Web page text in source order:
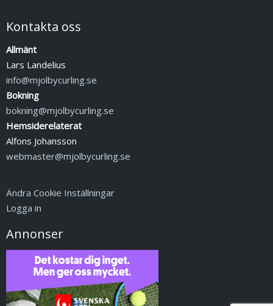
Kontakta oss
Allmänt
Lars Landelius
info@mjolbycurling.se
Bokning
bokning@mjolbycurling.se
Hemsiderelaterat
Alfons Johansson
webmaster@mjolbycurling.se
Ändra Cookie Inställningar
Logga in
Annonser